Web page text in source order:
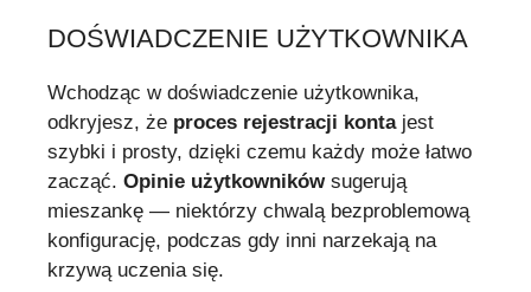
DOŚWIADCZENIE UŻYTKOWNIKA
Wchodząc w doświadczenie użytkownika,
odkryjesz, że proces rejestracji kontajest
szybki i prosty, dzięki czemu każdy może łatwo
zacząć. Opinie użytkownikówsugerują
mieszankę — niektórzy chwalą bezproblemową
konfigurację, podczas gdy inni narzekają na
krzywą uczenia się.